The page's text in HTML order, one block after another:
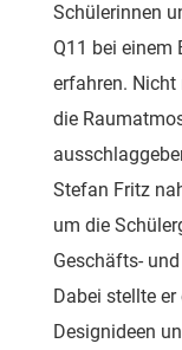
Schülerinnen
Q11 bei einem
erfahren.
die
Stefan Fritz
um die
Geschäfts-
Dabei stellte er
Designideen